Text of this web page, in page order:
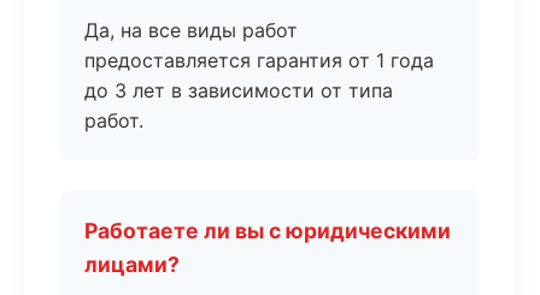
Да, на все виды работ
предоставляется гарантия от 1 года
до 3 лет в зависимости от типа
работ.
Работаете ли вы с юридическими
лицами?